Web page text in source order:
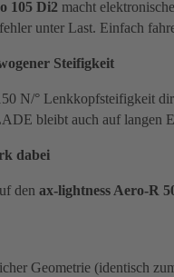
105 Di2 macht
unter Last. Einfach
Steifigkeit
N/° Lenkkopfsteifigkeit
bleibt auch auf langen
dabei
den ax-lightness Aero-R
Geometrie (identisch